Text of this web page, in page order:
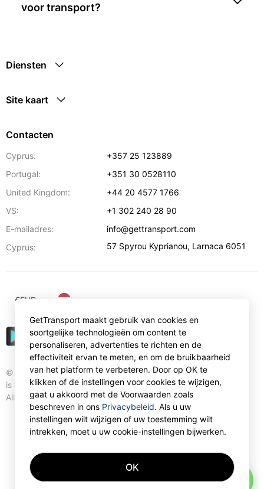
voor transport?
Diensten
Site kaart
Contacten
Cyprus:
+357 25 123889
Portugal:
+351 30 0528110
United Kingdom:
+44 20 4577 1766
VS:
+1 302 240 28 90
E-mailadres:
info@gettransport.com
Cyprus:
57 Spyrou Kyprianou, Larnaca 6051
© Gettransport International Limited. GetTransport®
is trademark of Gettransport International Limited.
All rights reserved.
€EUR
GetTransport maakt gebruik van cookies en
soortgelijke technologieën om content te
personaliseren, advertenties te richten en de
effectiviteit ervan te meten, en om de bruikbaarheid
van het platform te verbeteren. Door op OK te
klikken of de instellingen voor cookies te wijzigen,
gaat u akkoord met de Voorwaarden zoals
beschreven in ons Privacybeleid. Als u uw
instellingen wilt wijzigen of uw toestemming wilt
intrekken, moet u uw cookie-instellingen bijwerken.
OK
AI